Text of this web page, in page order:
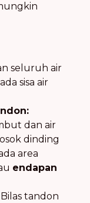
seluruh air
sisa air
dan air
dinding
area
endapan
Bilas tandon